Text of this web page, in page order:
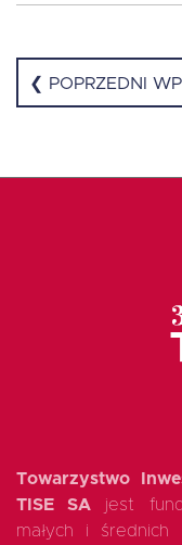
❮ POPRZEDNI
Towarzystwo
TISE SA jest
małych i średnich